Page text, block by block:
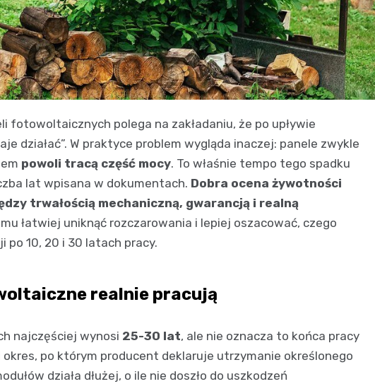
fotowoltaicznych polega na zakładaniu, że po upływie
działać”. W praktyce problem wygląda inaczej: panele zwykle
powoli tracą część mocy. To właśnie tempo tego spadku
lat wpisana w dokumentach. Dobra ocena żywotności
trwałością mechaniczną, gwarancją i realną
łatwiej uniknąć rozczarowania i lepiej oszacować, czego
po 10, 20 i 30 latach pracy.
realnie pracują
najczęściej wynosi 25-30 lat, ale nie oznacza to końca pracy
okres, po którym producent deklaruje utrzymanie określonego
działa dłużej, o ile nie doszło do uszkodzeń